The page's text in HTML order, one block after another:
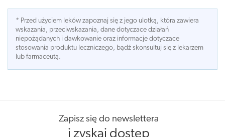
* Przed użyciem leków zapoznaj się z jego ulotką, która zawiera
wskazania, przeciwskazania, dane dotyczace działań
niepożądanych i dawkowanie oraz informacje dotyczace
stosowania produktu leczniczego, bądź skonsultuj się z lekarzem
lub farmaceutą.
Zapisz się do newslettera
i zyskaj dostęp